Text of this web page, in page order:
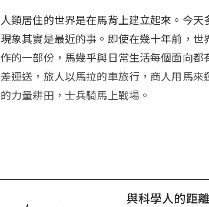
人類居住的世界是在馬背上建立起來。今
現象其實是最近的事。即使在幾十年前，
作的一部份，馬幾乎與日常生活每個面向
差運送，旅人以馬拉的車旅行，商人用馬
的力量耕田，士兵騎馬上戰場。
與科學人的距離